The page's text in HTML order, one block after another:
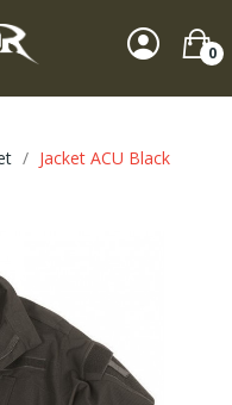
0
Jacket ACU Black